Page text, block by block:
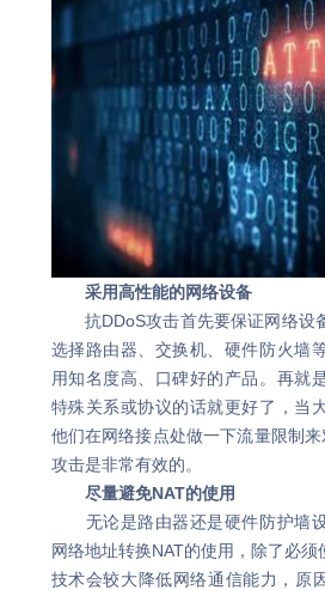
采用高性能的网络设备
抗DDoS攻击首先要保证网络设
选择路由器、交换机、硬件防火墙
用知名度高、口碑好的产品。再就
特殊关系或协议的话就更好了，当
他们在网络接点处做一下流量限制
攻击是非常有效的。
尽量避免NAT的使用
无论是路由器还是硬件防护墙设
网络地址转换NAT的使用，除了必
技术会较大降低网络通信能力，原